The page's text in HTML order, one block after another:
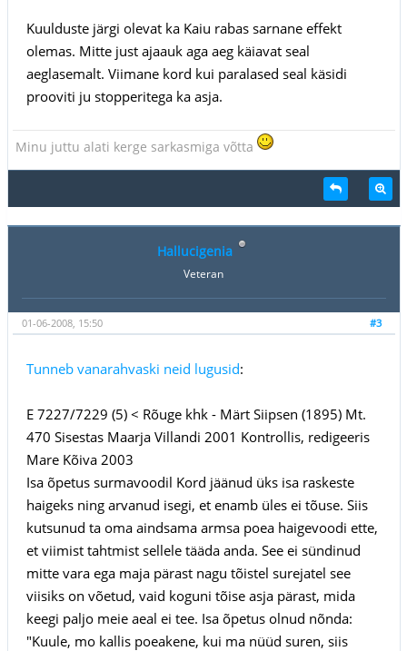
Kuulduste järgi olevat ka Kaiu rabas sarnane effekt
olemas. Mitte just ajaauk aga aeg käiavat seal
aeglasemalt. Viimane kord kui paralased seal käsidi
prooviti ju stopperitega ka asja.
Minu juttu alati kerge sarkasmiga võtta
Hallucigenia
Veteran
#3
01-06-2008, 15:50
Tunneb vanarahvaski neid lugusid:
E 7227/7229 (5) < Rõuge khk - Märt Siipsen (1895) Mt.
470 Sisestas Maarja Villandi 2001 Kontrollis, redigeeris
Mare Kõiva 2003
Isa õpetus surmavoodil Kord jäänud üks isa raskeste
haigeks ning arvanud isegi, et enamb üles ei tõuse. Siis
kutsunud ta oma aindsama armsa poea haigevoodi ette,
et viimist tahtmist sellele tääda anda. See ei sündinud
mitte vara ega maja pärast nagu tõistel surejatel see
viisiks on võetud, vaid koguni tõise asja pärast, mida
keegi paljo meie aeal ei tee. Isa õpetus olnud nõnda:
"Kuule, mo kallis poeakene, kui ma nüüd suren, siis